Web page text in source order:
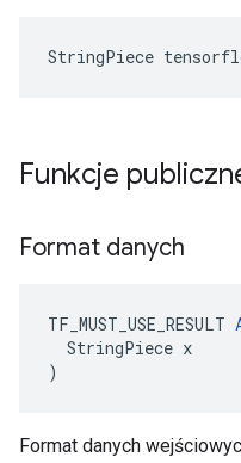
StringPiece
Funkcje
Format danych
TF_MUST_USE_RESULT
  StringPiece x
)
Format danych